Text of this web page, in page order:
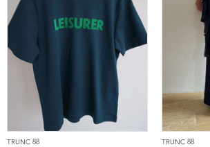
TRUNC 88 TRUNC 88